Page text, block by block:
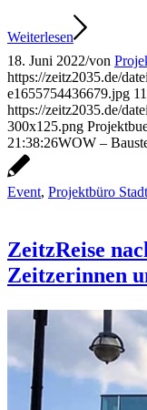
Weiterlesen
18. Juni 2022/von
https://zeitz2035.de/
e1655754436679.jpg
https://zeitz2035.de/
300x125.png
21:38:26WOW –
Event, Projektbüro
ZeitzReise
Zeitzerinnen